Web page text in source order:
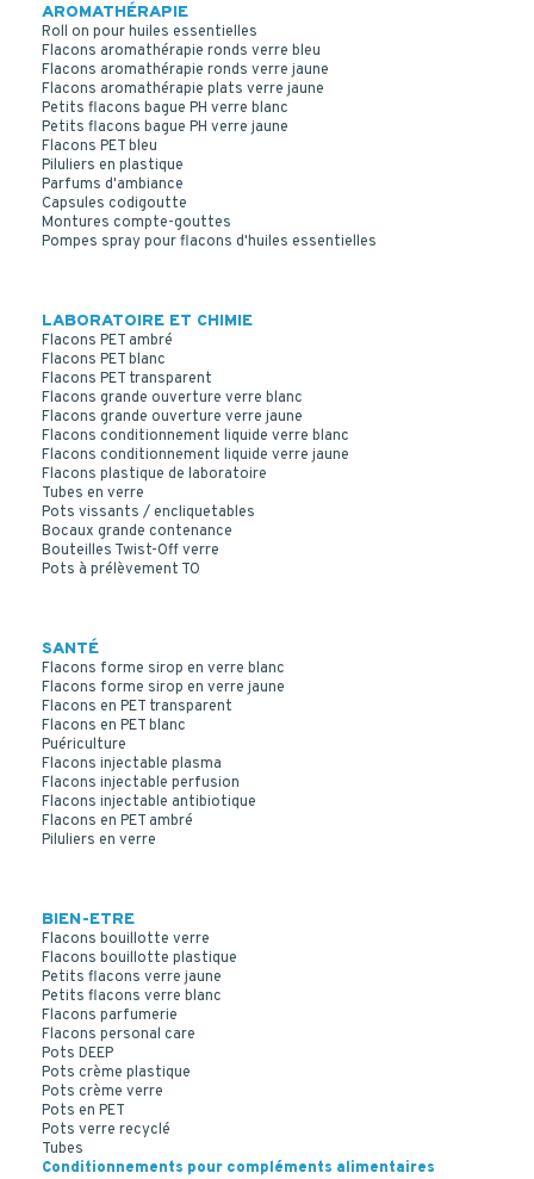
AROMATHÉRAPIE
Roll on pour huiles essentielles
Flacons aromathérapie ronds verre bleu
Flacons aromathérapie ronds verre jaune
Flacons aromathérapie plats verre jaune
Petits flacons bague PH verre blanc
Petits flacons bague PH verre jaune
Flacons PET bleu
Piluliers en plastique
Parfums d'ambiance
Capsules codigoutte
Montures compte-gouttes
Pompes spray pour flacons d'huiles essentielles
LABORATOIRE ET CHIMIE
Flacons PET ambré
Flacons PET blanc
Flacons PET transparent
Flacons grande ouverture verre blanc
Flacons grande ouverture verre jaune
Flacons conditionnement liquide verre blanc
Flacons conditionnement liquide verre jaune
Flacons plastique de laboratoire
Tubes en verre
Pots vissants / encliquetables
Bocaux grande contenance
Bouteilles Twist-Off verre
Pots à prélèvement TO
SANTÉ
Flacons forme sirop en verre blanc
Flacons forme sirop en verre jaune
Flacons en PET transparent
Flacons en PET blanc
Puériculture
Flacons injectable plasma
Flacons injectable perfusion
Flacons injectable antibiotique
Flacons en PET ambré
Piluliers en verre
BIEN-ETRE
Flacons bouillotte verre
Flacons bouillotte plastique
Petits flacons verre jaune
Petits flacons verre blanc
Flacons parfumerie
Flacons personal care
Pots DEEP
Pots crème plastique
Pots crème verre
Pots en PET
Pots verre recyclé
Tubes
Conditionnements pour compléments alimentaires